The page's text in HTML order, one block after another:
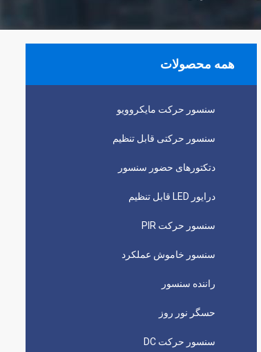
همه محصولات
سنسور حرکت مایکروویو
سنسور حرکتی قابل تنظیم
دتکتورهای حضور سنسور
درایور LED قابل تنظیم
سنسور حرکت PIR
سنسور خاموش عملکرد
راننده سنسور
حسگر نور روز
سنسور حرکت DC